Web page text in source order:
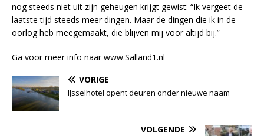
nog steeds niet uit zijn geheugen krijgt gewist: “Ik vergeet de
laatste tijd steeds meer dingen. Maar de dingen die ik in de
oorlog heb meegemaakt, die blijven mij voor altijd bij.”
Ga voor meer info naar www.Salland1.nl
VORIGE
IJsselhotel opent deuren onder nieuwe naam
VOLGENDE